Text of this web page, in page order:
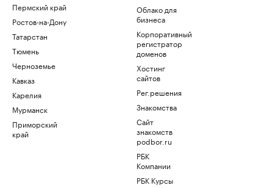
Пермский край
Ростов-на-Дону
Татарстан
Тюмень
Черноземье
Кавказ
Карелия
Мурманск
Приморский
край
Облако для
бизнеса
Корпоративный
регистратор
доменов
Хостинг
сайтов
Рег.решения
Знакомства
Сайт
знакомств
podbor.ru
РБК
Компании
РБК Курсы